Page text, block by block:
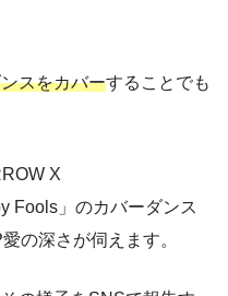
スをカバーすることでも
X
Fools」のカバーダンス
の深さが伺えます。